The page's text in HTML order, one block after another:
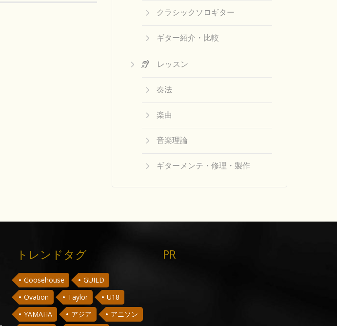
クラシックソロギター
ギター紹介・比較
レッスン
奏法
楽曲
音楽理論
ギターメンテ・修理・製作
トレンドタグ
Goosehouse
GUILD
Ovation
Taylor
U18
YAMAHA
アジア
アニソン
PR